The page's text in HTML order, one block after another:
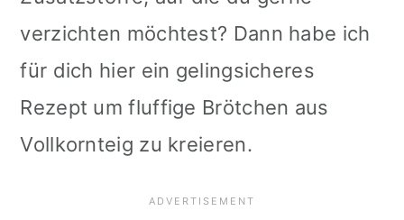
verzichten möchtest? Dann habe ich
für dich hier ein gelingsicheres
Rezept um fluffige Brötchen aus
Vollkornteig zu kreieren.